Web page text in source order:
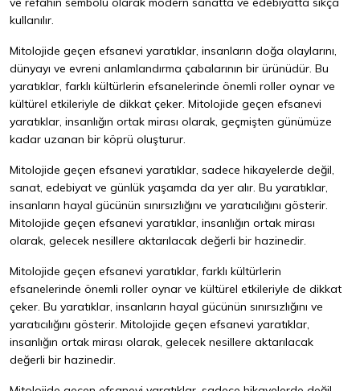
kullanılır.
Mitolojide geçen efsanevi yaratıklar, insanların doğa olaylarını,
dünyayı ve evreni anlamlandırma çabalarının bir ürünüdür. Bu
yaratıklar, farklı kültürlerin efsanelerinde önemli roller oynar ve
kültürel etkileriyle de dikkat çeker. Mitolojide geçen efsanevi
yaratıklar, insanlığın ortak mirası olarak, geçmişten günümüze
kadar uzanan bir köprü oluşturur.
Mitolojide geçen efsanevi yaratıklar, sadece hikayelerde değil,
sanat, edebiyat ve günlük yaşamda da yer alır. Bu yaratıklar,
insanların hayal gücünün sınırsızlığını ve yaratıcılığını gösterir.
Mitolojide geçen efsanevi yaratıklar, insanlığın ortak mirası
olarak, gelecek nesillere aktarılacak değerli bir hazinedir.
Mitolojide geçen efsanevi yaratıklar, farklı kültürlerin
efsanelerinde önemli roller oynar ve kültürel etkileriyle de dikkat
çeker. Bu yaratıklar, insanların hayal gücünün sınırsızlığını ve
yaratıcılığını gösterir. Mitolojide geçen efsanevi yaratıklar,
insanlığın ortak mirası olarak, gelecek nesillere aktarılacak
değerli bir hazinedir.